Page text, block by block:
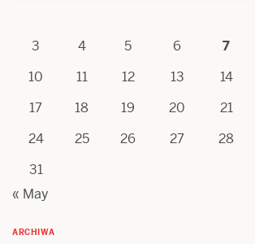
3
4 5 6 7
10
11 12 13 14
17
18 19 20 21
24
25 26 27 28
31
« May
ARCHIWA